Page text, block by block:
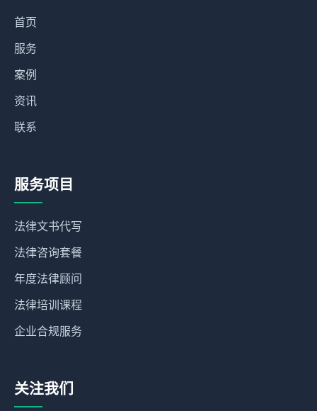
首页
服务
案例
资讯
联系
服务项目
法律文书代写
法律咨询套餐
年度法律顾问
法律培训课程
企业合规服务
关注我们